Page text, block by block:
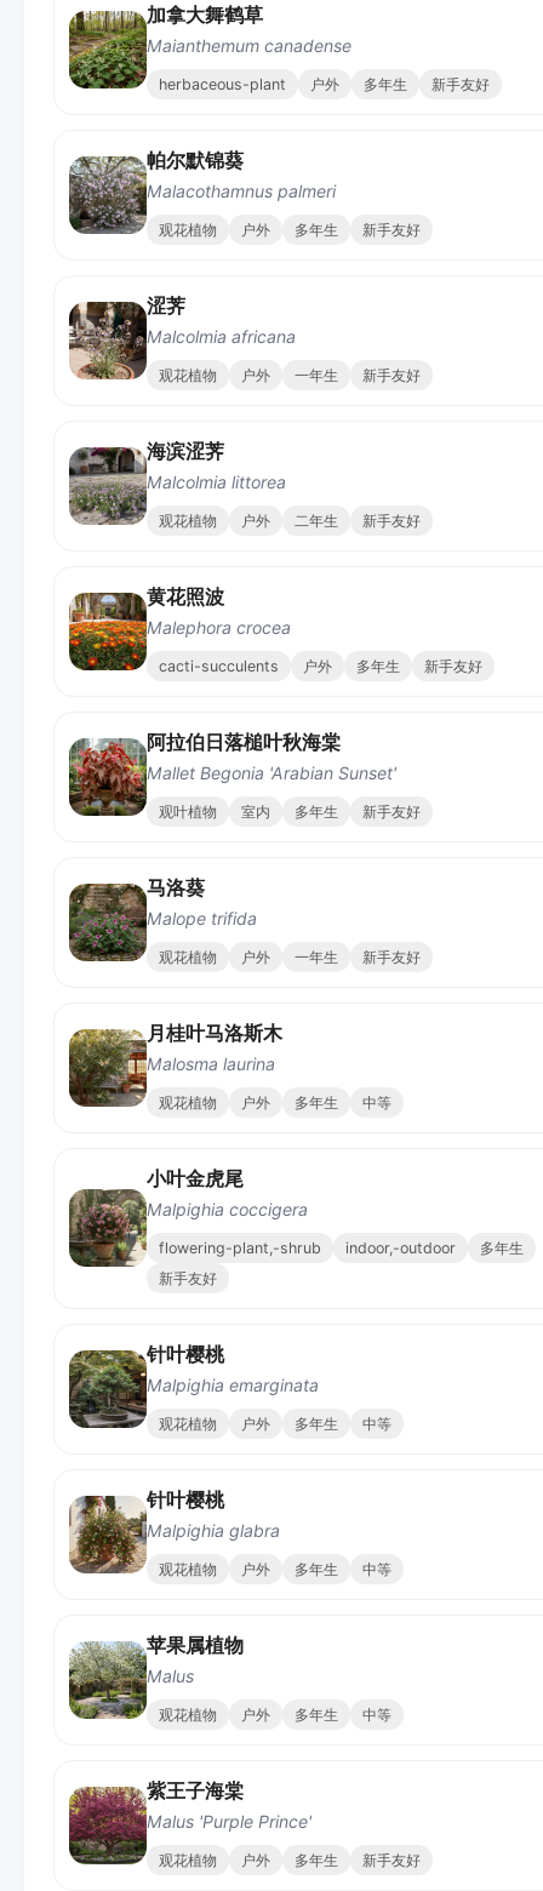
加拿大舞鹤草
Maianthemum canadense
herbaceous-plant 户外 多年生 新手友好
帕尔默锦葵
Malacothamnus palmeri
观花植物 户外 多年生 新手友好
涩荠
Malcolmia africana
观花植物 户外 一年生 新手友好
海滨涩荠
Malcolmia littorea
观花植物 户外 二年生 新手友好
黄花照波
Malephora crocea
cacti-succulents 户外 多年生 新手友好
阿拉伯日落槌叶秋海棠
Mallet Begonia 'Arabian Sunset'
观叶植物 室内 多年生 新手友好
马洛葵
Malope trifida
观花植物 户外 一年生 新手友好
月桂叶马洛斯木
Malosma laurina
观花植物 户外 多年生 中等
小叶金虎尾
Malpighia coccigera
flowering-plant,-shrub indoor,-outdoor
多年生
新手友好
针叶樱桃
Malpighia emarginata
观花植物 户外 多年生 中等
针叶樱桃
Malpighia glabra
观花植物 户外 多年生 中等
苹果属植物
Malus
观花植物 户外 多年生 中等
紫王子海棠
Malus 'Purple Prince'
观花植物 户外 多年生 新手友好